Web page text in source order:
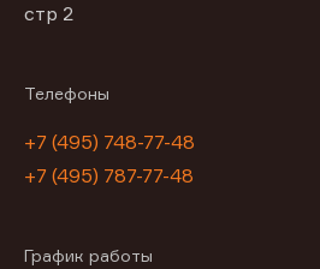
стр 2
Телефоны
+7 (495) 748-77-48
+7 (495) 787-77-48
График работы